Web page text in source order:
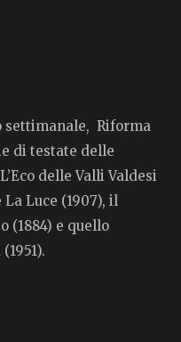
settimanale, Riforma
di testate delle
delle Valli Valdesi
Luce (1907), il
(1884) e quello